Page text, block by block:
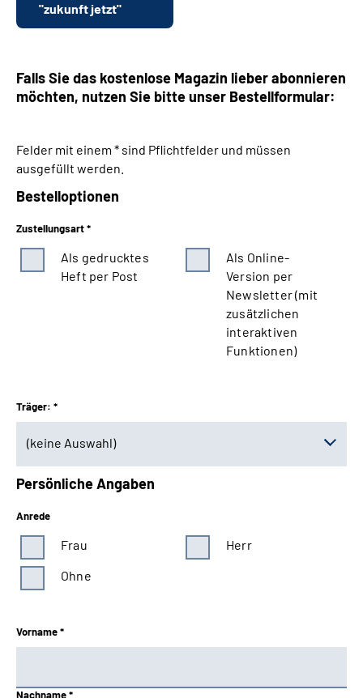
"zukunft jetzt"
Falls Sie das kostenlose Magazin lieber abonnieren
möchten, nutzen Sie bitte unser Bestellformular:
Felder mit einem * sind Pflichtfelder und müssen
ausgefüllt werden.
Bestelloptionen
Zustellungsart *
Als gedrucktes
Heft per Post
Als Online-
Version per
Newsletter (mit
zusätzlichen
interaktiven
Funktionen)
Träger: *
(keine Auswahl)
(keine Auswahl)
Baden-Württemberg
Bayern Süd
Braunschweig-Hannover
Persönliche Angaben
Anrede
Frau
Herr
Ohne
Vorname *
Nachname *